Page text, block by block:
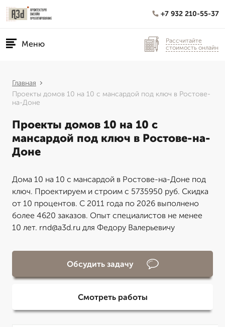
+7 932 210-55-37
Меню
Рассчитайте
стоимость онлайн
Главная
Проекты домов 10 на 10 с мансардой под ключ в Ростове-
на-Доне
Проекты домов 10 на 10 с
мансардой под ключ в Ростове-на-
Доне
Дома 10 на 10 с мансардой в Ростове-на-Доне под
ключ. Проектируем и строим с 5735950 руб. Скидка
от 10 процентов. С 2011 года по 2026 выполнено
более 4620 заказов. Опыт специалистов не менее
10 лет. rnd@a3d.ru для Федору Валерьевичу
Обсудить задачу
Смотреть работы